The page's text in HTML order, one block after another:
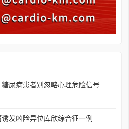
尿病患者别忽略心理危险信号
发凶险异位库欣综合征一例